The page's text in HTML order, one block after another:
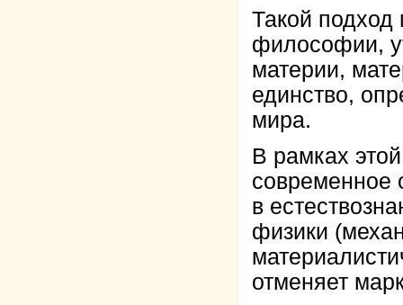
Такой подход
философии,
материи,
единство,
мира.
В рамках
современное
в
физики
отменяет